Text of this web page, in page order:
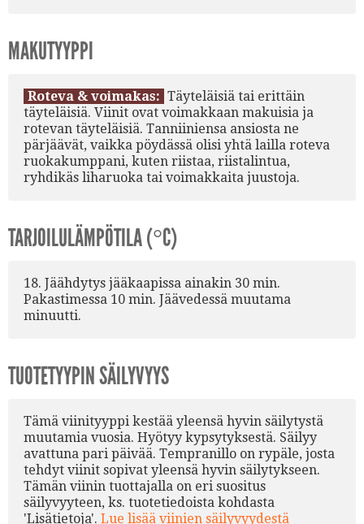
MAKUTYYPPI
Roteva & voimakas: Täyteläisiä tai erittäin
täyteläisiä. Viinit ovat voimakkaan makuisia ja
rotevan täyteläisiä. Tanniiniensa ansiosta ne
pärjäävät, vaikka pöydässä olisi yhtä lailla roteva
ruokakumppani, kuten riistaa, riistalintua,
ryhdikäs liharuoka tai voimakkaita juustoja.
TARJOILULÄMPÖTILA (°C)
18. Jäähdytys jääkaapissa ainakin 30 min.
Pakastimessa 10 min. Jäävedessä muutama
minuutti.
TUOTETYYPIN SÄILYVYYS
Tämä viinityyppi kestää yleensä hyvin säilytystä
muutamia vuosia. Hyötyy kypsytyksestä. Säilyy
avattuna pari päivää. Tempranillo on rypäle, josta
tehdyt viinit sopivat yleensä hyvin säilytykseen.
Tämän viinin tuottajalla on eri suositus
säilyvyyteen, ks. tuotetiedoista kohdasta
'Lisätietoja'. Lue lisää viinien säilyvyydestä